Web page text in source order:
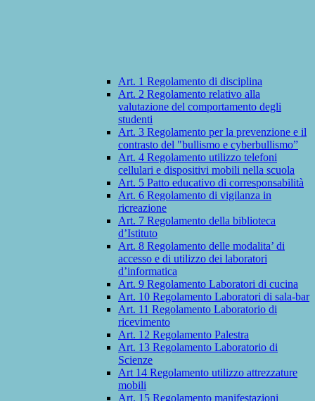
Art. 1 Regolamento di disciplina
Art. 2 Regolamento relativo alla
valutazione del comportamento degli
studenti
Art. 3 Regolamento per la prevenzione e il
contrasto del "bullismo e cyberbullismo”
Art. 4 Regolamento utilizzo telefoni
cellulari e dispositivi mobili nella scuola
Art. 5 Patto educativo di corresponsabilità
Art. 6 Regolamento di vigilanza in
ricreazione
Art. 7 Regolamento della biblioteca
d’Istituto
Art. 8 Regolamento delle modalita’ di
accesso e di utilizzo dei laboratori
d’informatica
Art. 9 Regolamento Laboratori di cucina
Art. 10 Regolamento Laboratori di sala-bar
Art. 11 Regolamento Laboratorio di
ricevimento
Art. 12 Regolamento Palestra
Art. 13 Regolamento Laboratorio di
Scienze
Art 14 Regolamento utilizzo attrezzature
mobili
Art. 15 Regolamento manifestazioni